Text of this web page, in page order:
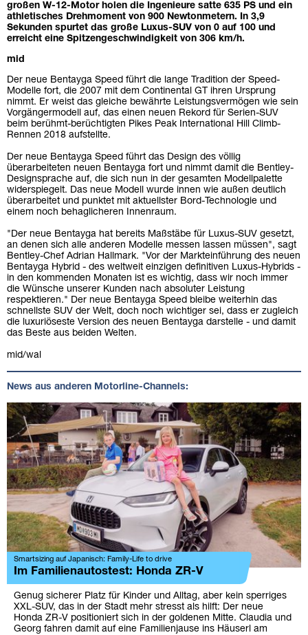
großen W-12-Motor holen die Ingenieure satte 635 PS und ein
athletisches Drehmoment von 900 Newtonmetern. In 3,9
Sekunden spurtet das große Luxus-SUV von 0 auf 100 und
erreicht eine Spitzengeschwindigkeit von 306 km/h.
mid
Der neue Bentayga Speed führt die lange Tradition der Speed-
Modelle fort, die 2007 mit dem Continental GT ihren Ursprung
nimmt. Er weist das gleiche bewährte Leistungsvermögen wie sein
Vorgängermodell auf, das einen neuen Rekord für Serien-SUV
beim berühmt-berüchtigten Pikes Peak International Hill Climb-
Rennen 2018 aufstellte.
Der neue Bentayga Speed führt das Design des völlig
überarbeiteten neuen Bentayga fort und nimmt damit die Bentley-
Designsprache auf, die sich nun in der gesamten Modellpalette
widerspiegelt. Das neue Modell wurde innen wie außen deutlich
überarbeitet und punktet mit aktuellster Bord-Technologie und
einem noch behaglicheren Innenraum.
"Der neue Bentayga hat bereits Maßstäbe für Luxus-SUV gesetzt,
an denen sich alle anderen Modelle messen lassen müssen", sagt
Bentley-Chef Adrian Hallmark. "Vor der Markteinführung des neuen
Bentayga Hybrid - des weltweit einzigen definitiven Luxus-Hybrids -
in den kommenden Monaten ist es wichtig, dass wir noch immer
die Wünsche unserer Kunden nach absoluter Leistung
respektieren." Der neue Bentayga Speed bleibe weiterhin das
schnellste SUV der Welt, doch noch wichtiger sei, dass er zugleich
die luxuriöseste Version des neuen Bentayga darstelle - und damit
das Beste aus beiden Welten.
mid/wal
News aus anderen Motorline-Channels:
Smartsizing auf Japanisch: Family-Life to drive
Im Familienautostest: Honda ZR-V
Genug sicherer Platz für Kinder und Alltag, aber kein sperriges
XXL-SUV, das in der Stadt mehr stresst als hilft: Der neue
Honda ZR-V positioniert sich in der goldenen Mitte. Claudia und
Georg fahren damit auf eine Familienjause ins Häuserl am